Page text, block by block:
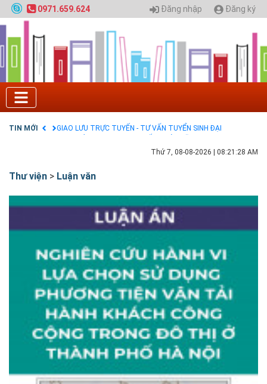
0971.659.624 Đăng nhập Đăng ký
TIN MỚI
Tuyển sinh 2025, Khoa kỹ thuật hạ tầng và môi
Chính sách thanh toán
HƯỚNG DẪN THANH TOÁN VNPAY TRÊN WEBSITE
Tuyển sinh 2024, Khoa kỹ thuật hạ tầng và môi
GIAO LƯU TRỰC TUYẾN - TƯ VẤN TUYỂN SINH ĐẠI
Thứ 7, 08-08-2026 08:21:29 AM
Thư viện > Luận văn